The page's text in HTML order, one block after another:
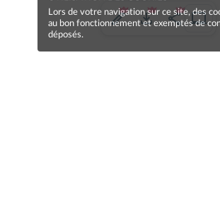
Lors de votre navigation sur ce site, des
au bon fonctionnement et exemptés de
déposés.